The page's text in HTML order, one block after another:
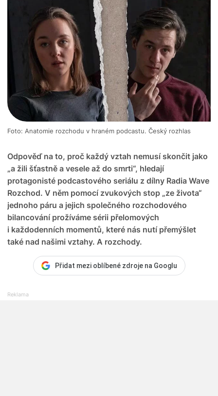
Odpověď na to, proč každý vztah nemusí skončit jako
„a žili šťastně a vesele až do smrti“, hledají
protagonisté podcastového seriálu z dílny Radia Wave
Rozchod. V něm pomocí zvukových stop „ze života“
jednoho páru a jejich společného rozchodového
bilancování prožíváme sérii přelomových
i každodenních momentů, které nás nutí přemýšlet
také nad našimi vztahy. A rozchody.
Foto: Anatomie rozchodu v hraném podcastu. Český rozhlas
Přidat mezi oblíbené zdroje na Googlu